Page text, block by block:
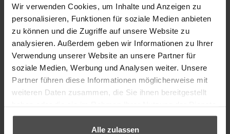
Wir verwenden Cookies, um Inhalte und Anzeigen zu
personalisieren, Funktionen für soziale Medien anbieten
zu können und die Zugriffe auf unsere Website zu
analysieren. Außerdem geben wir Informationen zu Ihrer
Verwendung unserer Website an unsere Partner für
soziale Medien, Werbung und Analysen weiter. Unsere
Partner führen diese Informationen möglicherweise mit
weiteren Daten zusammen, die Sie ihnen bereitgestellt
gesammelt haben.
Alle zulassen
INOXAN Stainless Steel Care is a highly effective special
product for the cleaning, care and protection of stainless
steel, aluminium
and non-ferrous metal. With the INOXAN Stainless Steel
Care dust, fingerprints, oily and slight lime soilings can be
removed easily.
• leaves a dry, glossy protective film
• easy to use – no cleaning streaks